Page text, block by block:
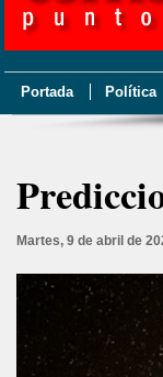
Portada Política
Martes, 9 de abril de